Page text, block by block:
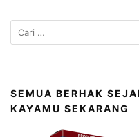
SEMUA BERHAK
KAYAMU SEKARANG